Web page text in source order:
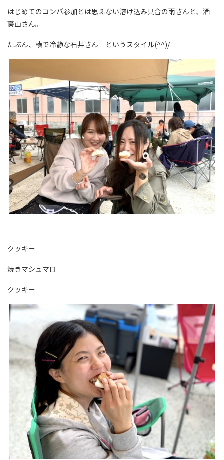
はじめてのコンパ参加とは思えない溶け込み具合の雨さんと、酒
豪山さん。
たぶん、横で冷静な石井さん というスタイル(^^)/
クッキー
焼きマシュマロ
クッキー